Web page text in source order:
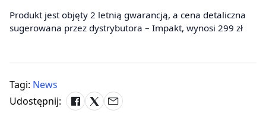
Produkt jest objęty 2 letnią gwarancją, a cena detaliczna
sugerowana przez dystrybutora – Impakt, wynosi 299 zł
Tagi: News
Udostępnij: